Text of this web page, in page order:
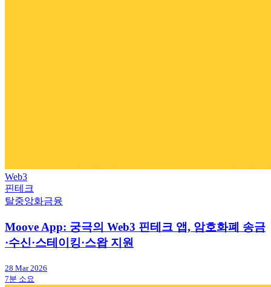
Web3
핀테크
탈중앙화금융
Moove App: 궁극의 Web3 핀테크 앱, 암호화폐 송금
·수신·스테이킹·스왑 지원
28 Mar 2026
7분 소요